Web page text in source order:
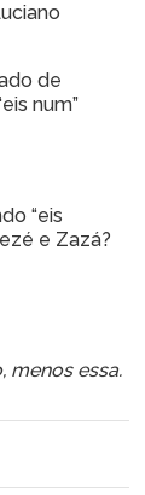
de
num”
“eis
e Zazá?
menos essa.